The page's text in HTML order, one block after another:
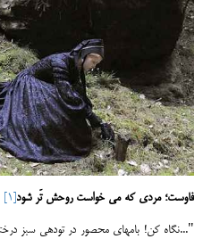
فاوست؛ مردی که می خواست روحش تَر شود